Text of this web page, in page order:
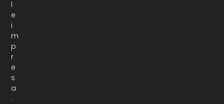
l
e
i
m
p
r
e
s
a
.